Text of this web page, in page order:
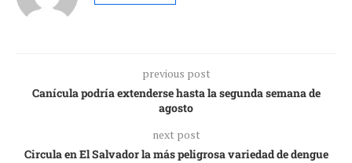
previous post
Canícula podría extenderse hasta la segunda semana de
agosto
next post
Circula en El Salvador la más peligrosa variedad de dengue